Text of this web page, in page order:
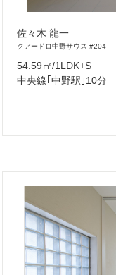
佐々木 龍一
クアードロ中野サウス #204
54.59㎡/1LDK+S
中央線｢中野駅｣10分